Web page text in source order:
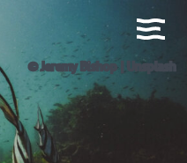
© Jeremy Bishop | Unsplash